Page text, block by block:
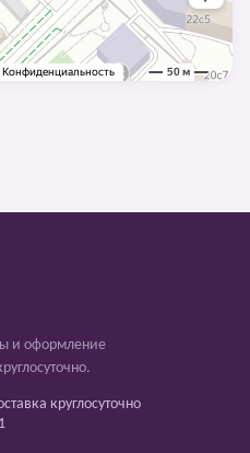
и оформление
круглосуточно